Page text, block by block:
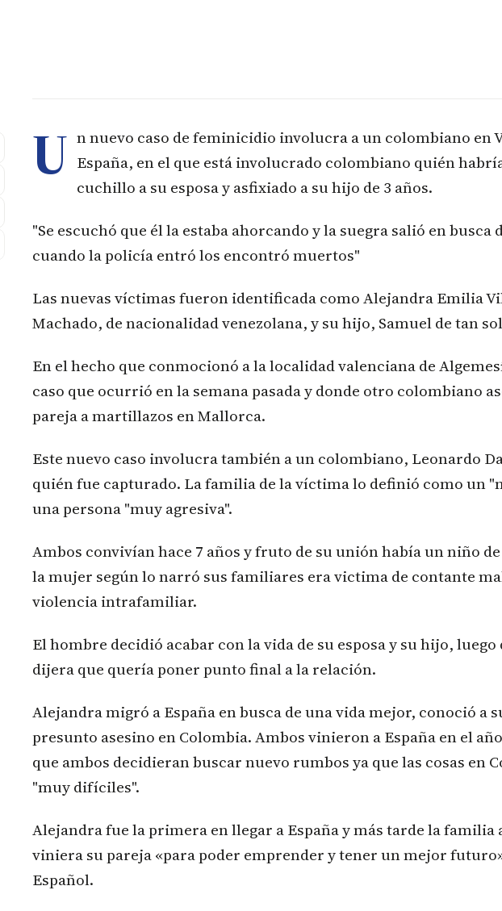
U n nuevo caso de feminicidio involucra a un colombiano en
España, en el que está involucrado colombiano quién
cuchillo a su esposa y asfixiado a su hijo de 3 años.
"Se escuchó que él la estaba ahorcando y la suegra salió en busca
cuando la policía entró los encontró muertos"
Las nuevas víctimas fueron identificada como Alejandra Emilia
Machado, de nacionalidad venezolana, y su hijo, Samuel de tan
En el hecho que conmocionó a la localidad valenciana de
caso que ocurrió en la semana pasada y donde otro colombiano
pareja a martillazos en Mallorca.
Este nuevo caso involucra también a un colombiano, Leonardo
quién fue capturado. La familia de la víctima lo definió como un
una persona "muy agresiva".
Ambos convivían hace 7 años y fruto de su unión había un niño
la mujer según lo narró sus familiares era victima de contante
violencia intrafamiliar.
El hombre decidió acabar con la vida de su esposa y su hijo, luego
dijera que quería poner punto final a la relación.
Alejandra migró a España en busca de una vida mejor, conoció a
presunto asesino en Colombia. Ambos vinieron a España en el
que ambos decidieran buscar nuevo rumbos ya que las cosas en
"muy difíciles".
Alejandra fue la primera en llegar a España y más tarde la familia
viniera su pareja «para poder emprender y tener un mejor
Español.